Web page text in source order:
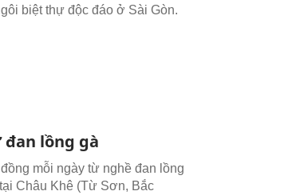
biệt thự độc đáo ở Sài Gòn.
lồng gà
mỗi ngày từ nghề đan lồng
Châu Khê (Từ Sơn, Bắc